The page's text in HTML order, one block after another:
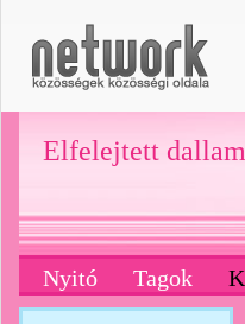
Elfelejtett
Nyitó Tagok